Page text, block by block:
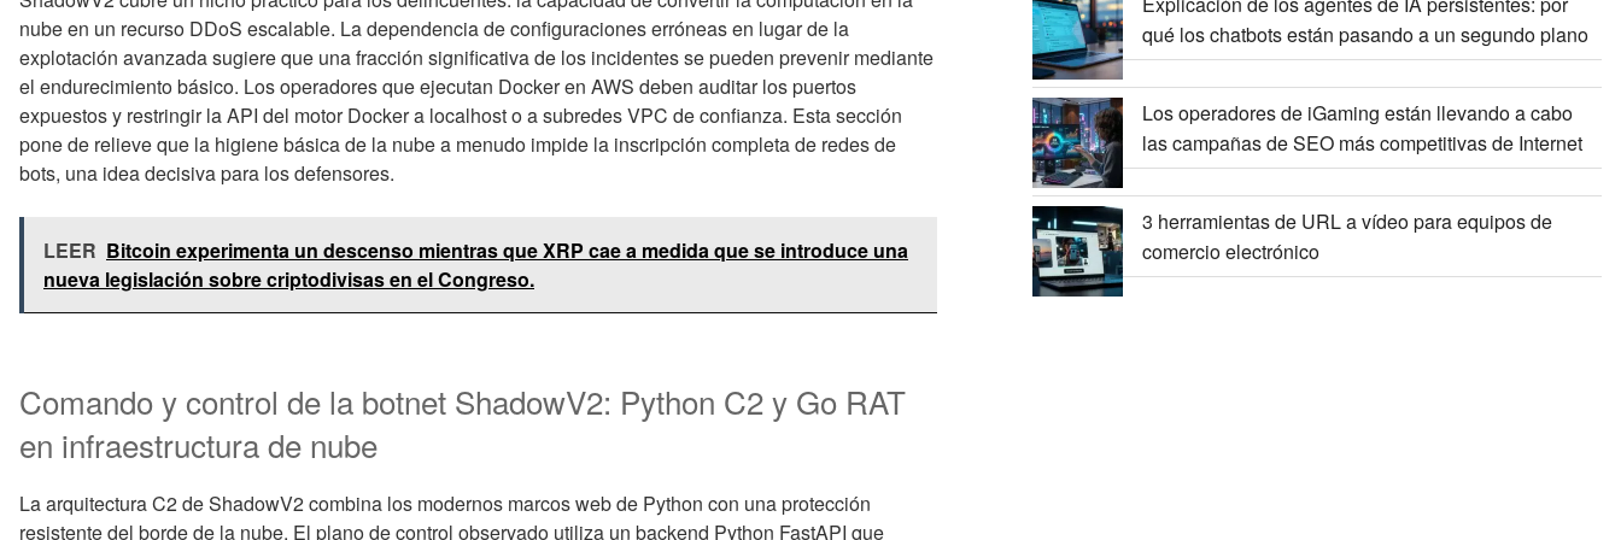
nube en un recurso DDoS escalable. La dependencia de configuraciones erróneas en lugar de la
explotación avanzada sugiere que una fracción significativa de los incidentes se pueden prevenir mediante
el endurecimiento básico. Los operadores que ejecutan Docker en AWS deben auditar los puertos
expuestos y restringir la API del motor Docker a localhost o a subredes VPC de confianza. Esta sección
pone de relieve que la higiene básica de la nube a menudo impide la inscripción completa de redes de
bots, una idea decisiva para los defensores.
LEER Bitcoin experimenta un descenso mientras que XRP cae a medida que se introduce una
nueva legislación sobre criptodivisas en el Congreso.
Comando y control de la botnet ShadowV2: Python C2 y Go RAT
en infraestructura de nube
La arquitectura C2 de ShadowV2 combina los modernos marcos web de Python con una protección
resistente del borde de la nube. El plano de control observado utiliza un backend Python FastAPI que
qué los chatbots están pasando a un segundo plano
Los operadores de iGaming están llevando a cabo
las campañas de SEO más competitivas de Internet
3 herramientas de URL a vídeo para equipos de
comercio electrónico